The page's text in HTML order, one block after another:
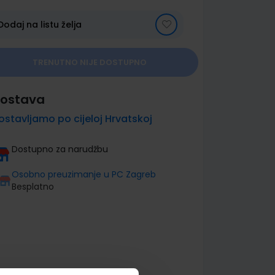
na listu želja
po cijeloj Hrvatskoj
Dostupno za narudžbu
Osobno preuzimanje u PC Zagreb
Besplatno